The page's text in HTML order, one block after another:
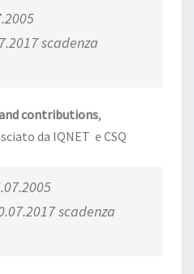
scadenza
contributions,
da IQNET e CSQ
scadenza